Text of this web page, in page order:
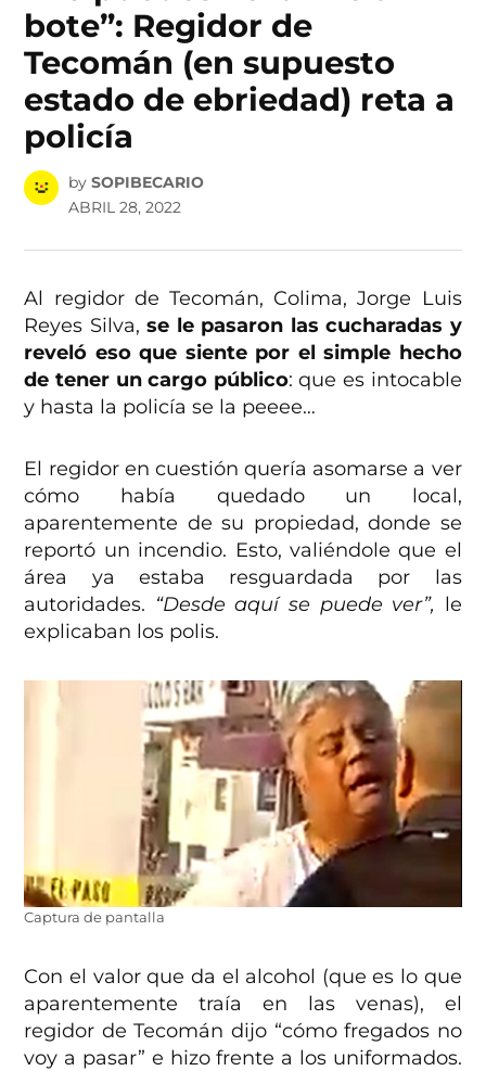
bote”: Regidor de
Tecomán (en supuesto
estado de ebriedad) reta a
policía
by SOPIBECARIO
ABRIL 28, 2022
Al regidor de Tecomán, Colima, Jorge Luis
Reyes Silva,se le pasaron las cucharadas y
reveló eso que siente por el simple hecho
de tener un cargo público: que es intocable
y hasta la policía se la peeee…
El regidor en cuestión quería asomarse a ver
cómo había quedado un local,
aparentemente de su propiedad, donde se
reportó un incendio. Esto, valiéndole que el
área ya estaba resguardada por las
autoridades. “Desde aquí se puede ver”, le
explicaban los polis.
Captura de pantalla
Con el valor que da el alcohol (que es lo que
aparentemente traía en las venas), el
regidor de Tecomán dijo “cómo fregados no
voy a pasar” e hizo frente a los uniformados.